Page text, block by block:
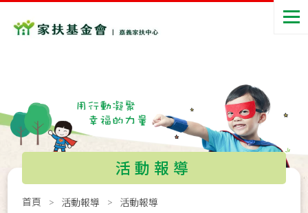
活動報導
首頁 活動報導
活動報導